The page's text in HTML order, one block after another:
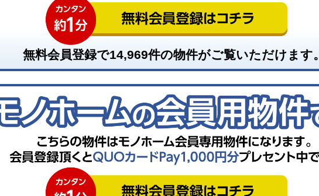
無料会員登録で14,969件の物件がご覧いただけます。